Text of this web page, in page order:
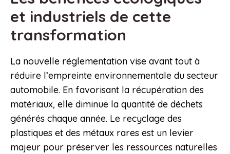
et industriels de cette
transformation
La nouvelle réglementation vise avant tout à
réduire l’empreinte environnementale du secteur
automobile. En favorisant la récupération des
matériaux, elle diminue la quantité de déchets
générés chaque année. Le recyclage des
plastiques et des métaux rares est un levier
majeur pour préserver les ressources naturelles